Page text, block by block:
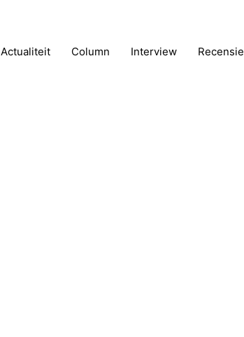
Actualiteit Column Interview Recensie